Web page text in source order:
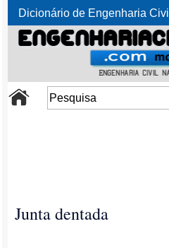
Dicionário de Engenharia Civil
Junta dentada